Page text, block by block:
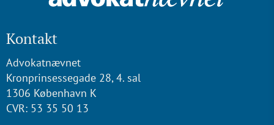
Kontakt
Advokatnævnet
Kronprinsessegade 28, 4. sal
1306 København K
CVR: 53 35 50 13